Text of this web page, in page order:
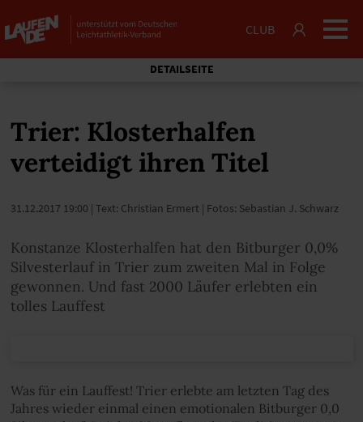
CLUB
DETAILSEITE
Trier: Klosterhalfen
verteidigt ihren Titel
31.12.2017 19:00 | Text: Christian Ermert | Fotos: Sebastian J. Schwarz
Konstanze Klosterhalfen hat den Bitburger 0,0%
Silvesterlauf in Trier zum zweiten Mal in Folge
gewonnen. Und fast 2000 Läufer erlebten ein
tolles Lauffest
Was für ein Lauffest! Trier erlebte am letzten Tag des
Jahres wieder einmal einen emotionalen Bitburger 0,0